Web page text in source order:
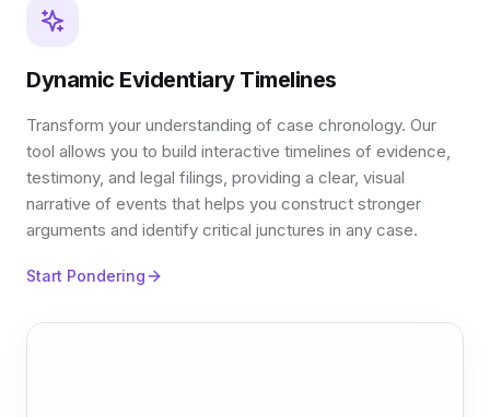
Dynamic Evidentiary Timelines
Transform your understanding of case chronology. Our
tool allows you to build interactive timelines of evidence,
testimony, and legal filings, providing a clear, visual
narrative of events that helps you construct stronger
arguments and identify critical junctures in any case.
Start Pondering